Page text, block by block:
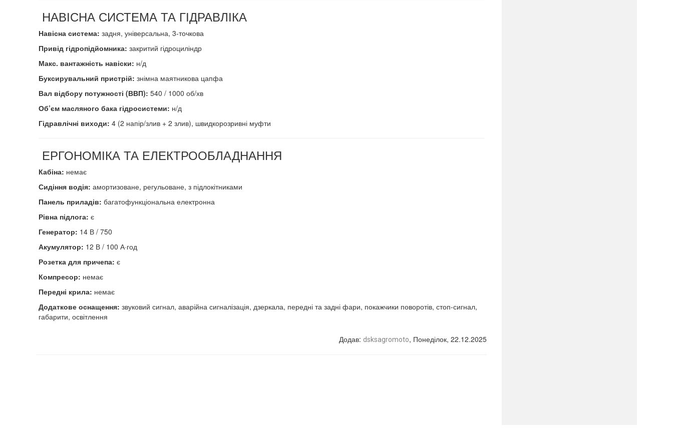
НАВІСНА СИСТЕМА ТА ГІДРАВЛІКА
Навісна система: задня, універсальна, 3-точкова
Привід гідропідйомника: закритий гідроциліндр
Макс. вантажність навіски: н/д
Буксирувальний пристрій: знімна маятникова цапфа
Вал відбору потужності (ВВП): 540 / 1000 об/хв
Об’єм масляного бака гідросистеми: н/д
Гідравлічні виходи: 4 (2 напір/злив + 2 злив), швидкорозривні муфти
ЕРГОНОМІКА ТА ЕЛЕКТРООБЛАДНАННЯ
Кабіна: немає
Сидіння водія: амортизоване, регульоване, з підлокітниками
Панель приладів: багатофункціональна електронна
Рівна підлога: є
Генератор: 14 В / 750
Акумулятор: 12 В / 100 А·год
Розетка для причепа: є
Компресор: немає
Передні крила: немає
Додаткове оснащення: звуковий сигнал, аварійна сигналізація, дзеркала, передні та задні фари, покажчики поворотів, стоп-сигнал,
габарити, освітлення
Додав: dsksagromoto, Понеділок, 22.12.2025